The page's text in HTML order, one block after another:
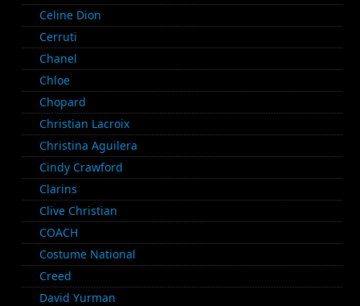
Celine Dion
Cerruti
Chanel
Chloe
Chopard
Christian Lacroix
Christina Aguilera
Cindy Crawford
Clarins
Clive Christian
COACH
Costume National
Creed
David Yurman